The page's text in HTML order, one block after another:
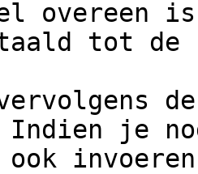
overeen
tot de
je nog